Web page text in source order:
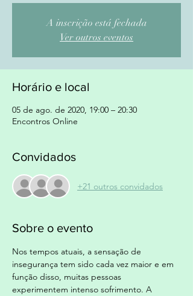
A inscrição está fechada
Ver outros eventos
Horário e local
05 de ago. de 2020, 19:00 – 20:30
Encontros Online
Convidados
+21 outros convidados
Sobre o evento
Nos tempos atuais, a sensação de
insegurança tem sido cada vez maior e em
função disso, muitas pessoas
experimentem intenso sofrimento. A